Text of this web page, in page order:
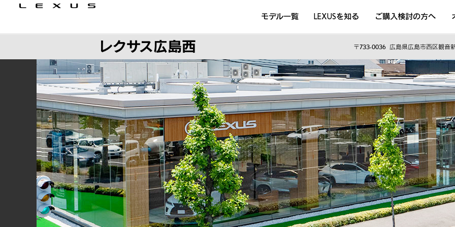
モデル一覧 LEXUSを知る ご購入検討の方へ
DISCOVER THE LEXUS LIFE
Sustainability
Concept Car
レクサス広島西 〒733-0036 広島県広島市西区観音